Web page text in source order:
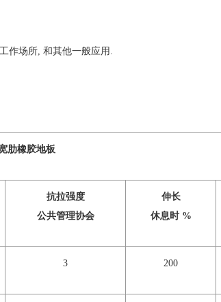
作场所, 和其他一般应用.
肋橡胶地板
抗拉强度
公共管理协会
伸长
休息时 %
3 200